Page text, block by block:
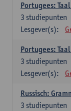
Portugees:
3 studiepunten
Lesgever(s):
Portugees:
3 studiepunten
Lesgever(s):
Russisch:
3 studiepunten